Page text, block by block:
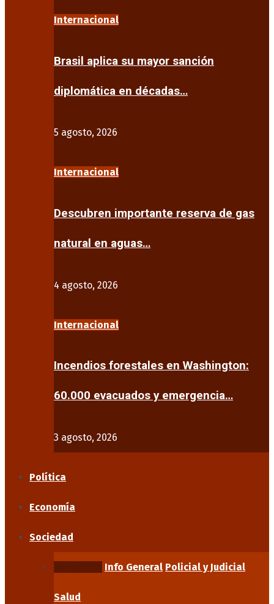
Internacional
Brasil aplica su mayor sanción
diplomática en décadas…
5 agosto, 2026
Internacional
Descubren importante reserva de gas
natural en aguas…
4 agosto, 2026
Internacional
Incendios forestales en Washington:
60.000 evacuados y emergencia…
3 agosto, 2026
Política
Economía
Sociedad
Info General Policial y Judicial
Salud